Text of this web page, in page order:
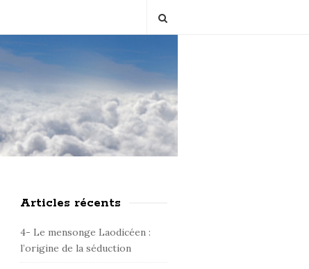
S
t
Articles récents
4- Le mensonge Laodicéen :
l’origine de la séduction